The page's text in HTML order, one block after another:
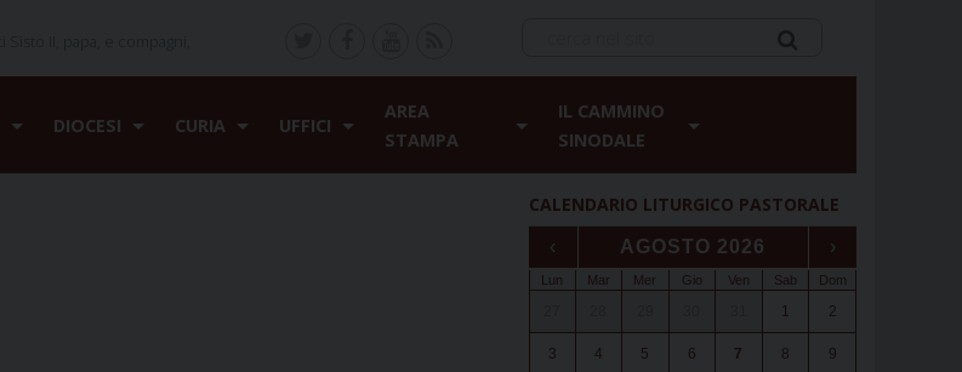
DIOCESI CURIA UFFICI
AREA
STAMPA
IL CAMMINO
SINODALE
CALENDARIO LITURGICO PASTORALE
‹ AGOSTO 2026 ›
Lun Mar Mer Gio Ven Sab Dom
1 2
3 4 5 6 7 8 9